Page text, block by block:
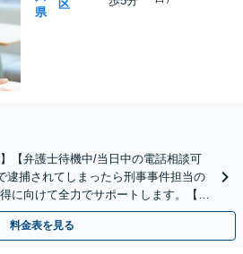
県
区
【弁護士待機中/当日中の電話相談可
逮捕されてしまったら刑事事件担当の
に向けて全力でサポートします。【毎
奈川県全域対応】
料金表を見る